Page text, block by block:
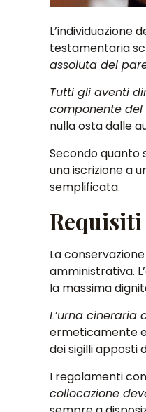
L’individuazione
testamentaria
assoluta dei
Tutti gli aventi
componente
nulla osta dalle
Secondo quanto
una iscrizione a
semplificata.
La
amministrativa.
la massima
L’urna
ermeticamente
dei sigilli apposti
I regolamenti
collocazione